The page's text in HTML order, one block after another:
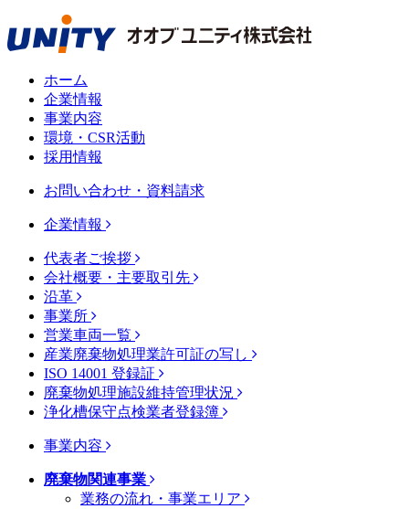
ホーム
企業情報
事業内容
環境・CSR活動
採用情報
お問い合わせ・資料請求
企業情報
代表者ご挨拶
会社概要・主要取引先
沿革
事業所
営業車両一覧
産業廃棄物処理業許可証の写し
ISO 14001 登録証
廃棄物処理施設維持管理状況
浄化槽保守点検業者登録簿
事業内容
廃棄物関連事業
業務の流れ・事業エリア